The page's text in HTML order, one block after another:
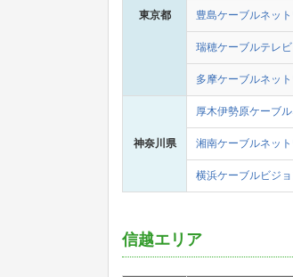
東京都 豊島ケーブルネッ
瑞穂ケーブルテレビ
多摩ケーブルネッ
神奈川県
厚木伊勢原ケーブ
湘南ケーブルネッ
横浜ケーブルビジョ
信越エリア